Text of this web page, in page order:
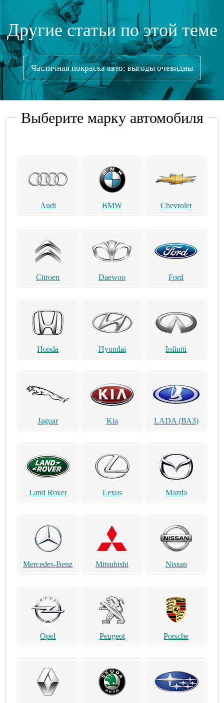
Другие статьи по этой теме
Частичная покраска авто: выгоды очевидны
Выберите марку автомобиля
Audi BMW Chevrolet
Citroen Daewoo Ford
Honda Hyundai Infiniti
Jaguar Kia LADA (ВАЗ)
Land Rover Lexus Mazda
Mercedes-Benz Mitsubishi Nissan
Opel Peugeot Porsche